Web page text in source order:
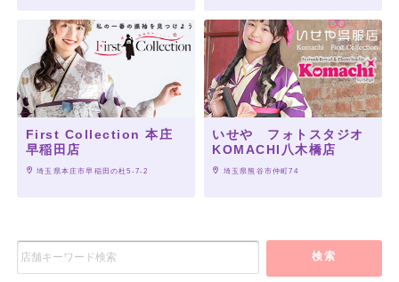
First Collection 本庄
早稲田店
埼玉県本庄市早稲田の杜5-7-2
いせや フォトスタジオ
KOMACHI八木橋店
埼玉県熊谷市仲町74
検索